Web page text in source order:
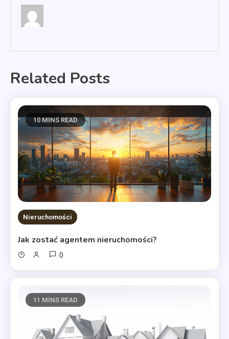
Related Posts
10 MINS READ
Nieruchomości
Jak zostać agentem nieruchomości?
0
11 MINS READ